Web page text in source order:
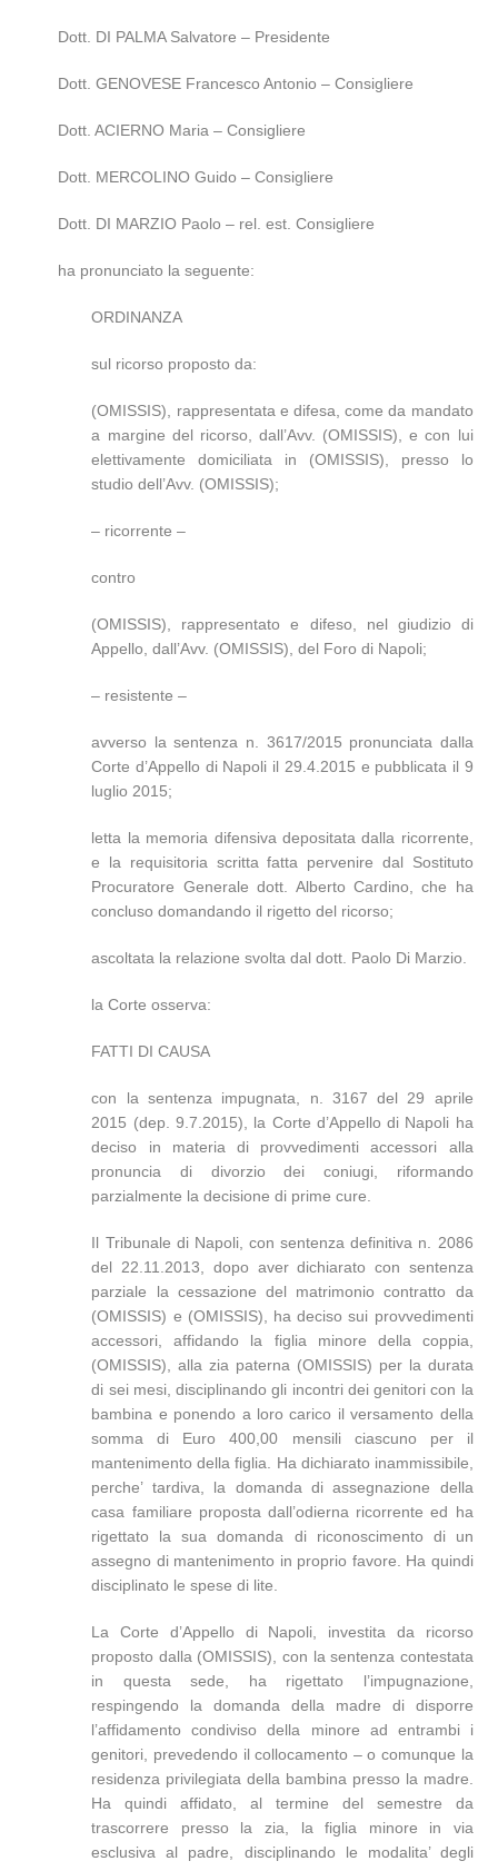
Dott. DI PALMA Salvatore – Presidente
Dott. GENOVESE Francesco Antonio – Consigliere
Dott. ACIERNO Maria – Consigliere
Dott. MERCOLINO Guido – Consigliere
Dott. DI MARZIO Paolo – rel. est. Consigliere
ha pronunciato la seguente:
ORDINANZA
sul ricorso proposto da:
(OMISSIS), rappresentata e difesa, come da mandato
a margine del ricorso, dall’Avv. (OMISSIS), e con lui
elettivamente domiciliata in (OMISSIS), presso lo
studio dell’Avv. (OMISSIS);
– ricorrente –
contro
(OMISSIS), rappresentato e difeso, nel giudizio di
Appello, dall’Avv. (OMISSIS), del Foro di Napoli;
– resistente –
avverso la sentenza n. 3617/2015 pronunciata dalla
Corte d’Appello di Napoli il 29.4.2015 e pubblicata il 9
luglio 2015;
letta la memoria difensiva depositata dalla ricorrente,
e la requisitoria scritta fatta pervenire dal Sostituto
Procuratore Generale dott. Alberto Cardino, che ha
concluso domandando il rigetto del ricorso;
ascoltata la relazione svolta dal dott. Paolo Di Marzio.
la Corte osserva:
FATTI DI CAUSA
con la sentenza impugnata, n. 3167 del 29 aprile
2015 (dep. 9.7.2015), la Corte d’Appello di Napoli ha
deciso in materia di provvedimenti accessori alla
pronuncia di divorzio dei coniugi, riformando
parzialmente la decisione di prime cure.
Il Tribunale di Napoli, con sentenza definitiva n. 2086
del 22.11.2013, dopo aver dichiarato con sentenza
parziale la cessazione del matrimonio contratto da
(OMISSIS) e (OMISSIS), ha deciso sui provvedimenti
accessori, affidando la figlia minore della coppia,
(OMISSIS), alla zia paterna (OMISSIS) per la durata
di sei mesi, disciplinando gli incontri dei genitori con la
bambina e ponendo a loro carico il versamento della
somma di Euro 400,00 mensili ciascuno per il
mantenimento della figlia. Ha dichiarato inammissibile,
perche’ tardiva, la domanda di assegnazione della
casa familiare proposta dall’odierna ricorrente ed ha
rigettato la sua domanda di riconoscimento di un
assegno di mantenimento in proprio favore. Ha quindi
disciplinato le spese di lite.
La Corte d’Appello di Napoli, investita da ricorso
proposto dalla (OMISSIS), con la sentenza contestata
in questa sede, ha rigettato l’impugnazione,
respingendo la domanda della madre di disporre
l’affidamento condiviso della minore ad entrambi i
genitori, prevedendo il collocamento – o comunque la
residenza privilegiata della bambina presso la madre.
Ha quindi affidato, al termine del semestre da
trascorrere presso la zia, la figlia minore in via
esclusiva al padre, disciplinando le modalita’ degli